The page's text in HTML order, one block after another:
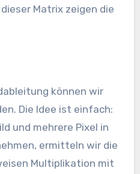
Matrix zeigen die
können wir
Die Idee ist einfach:
und mehrere Pixel in
ermitteln wir die
Multiplikation mit